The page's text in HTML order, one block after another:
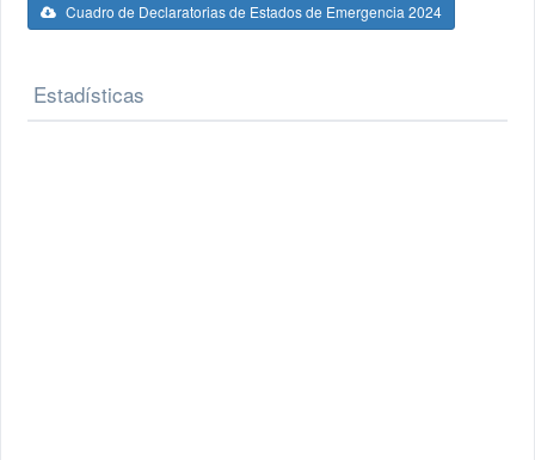
Cuadro de Declaratorias de Estados de Emergencia 2024
Estadísticas